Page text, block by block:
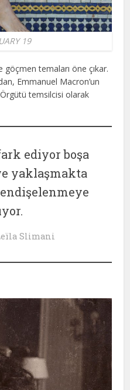
19
göçmen temaları öne çıkar.
Emmanuel Macron’un
temsilcisi olarak
ediyor boşa
yaklaşmakta
Slimani